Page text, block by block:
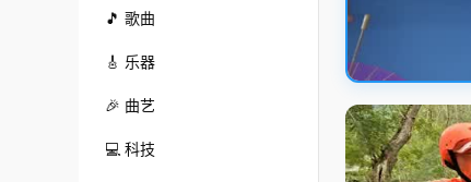
🎵 歌曲
🎸 乐器
🎉 曲艺
💻 科技